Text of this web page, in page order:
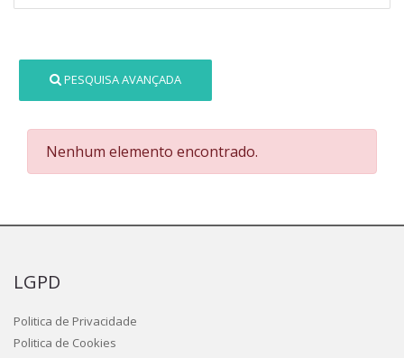
PESQUISA AVANÇADA
Nenhum elemento encontrado.
LGPD
Politica de Privacidade
Politica de Cookies